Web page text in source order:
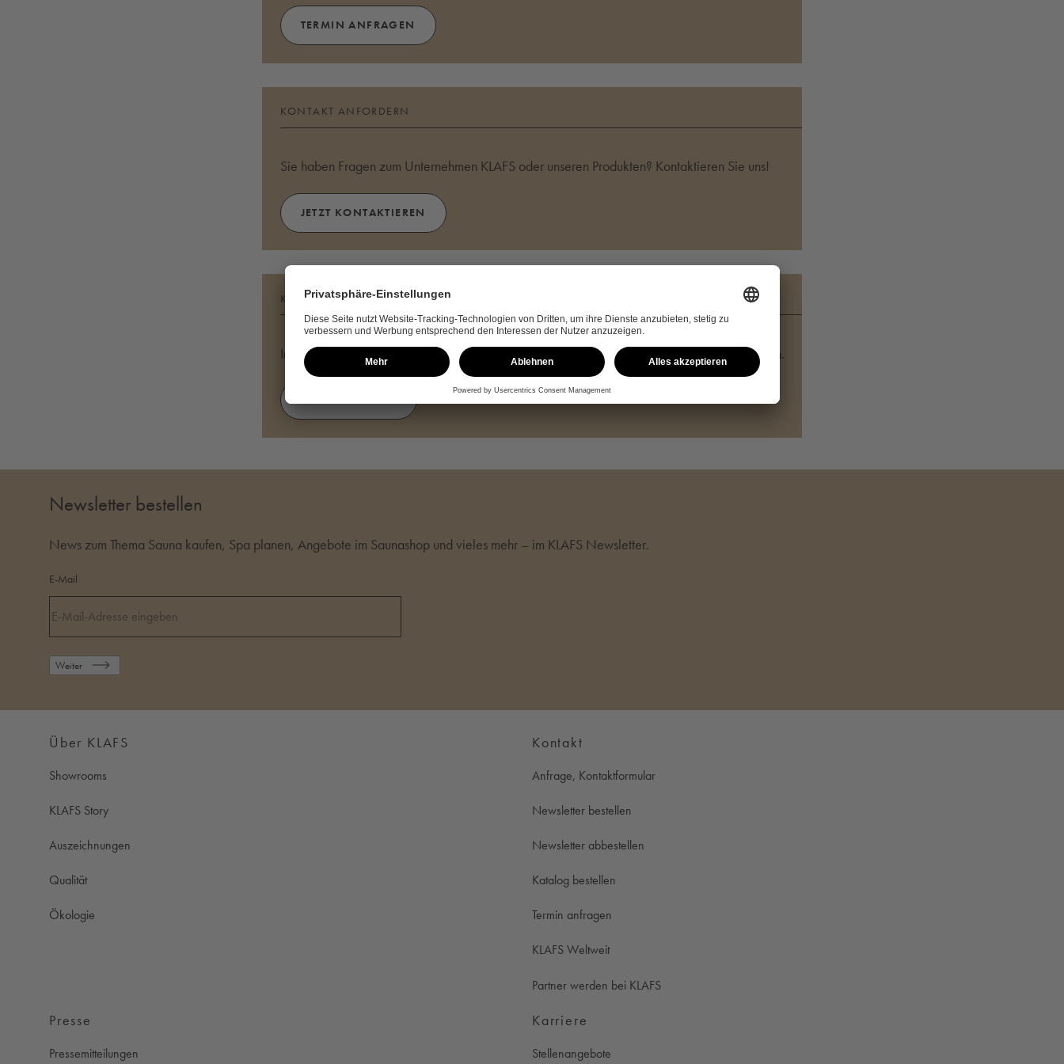
TERMIN ANFRAGEN
KONTAKT ANFORDERN
Sie haben Fragen zum Unternehmen KLAFS oder unseren Produkten? Kontaktieren Sie uns!
JETZT KONTAKTIEREN
KATALOG BESTELLEN
Inspiration rund um Sauna, Spa und Wellness erhalten Sie mit unseren kostenlosen Katalogen.
Newsletter bestellen
News zum Thema Sauna kaufen, Spa planen, Angebote im Saunashop und vieles mehr – im KLAFS Newsletter.
E-Mail
Weiter
Über KLAFS
Showrooms
KLAFS Story
Auszeichnungen
Qualität
Ökologie
Kontakt
Anfrage, Kontaktformular
Newsletter bestellen
Newsletter abbestellen
Katalog bestellen
Termin anfragen
KLAFS Weltweit
Partner werden bei KLAFS
Presse
Pressemitteilungen
Karriere
Stellenangebote